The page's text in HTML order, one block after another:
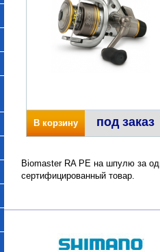
В корзину под заказ
Biomaster RA PE на шпулю за
сертифицированный товар.